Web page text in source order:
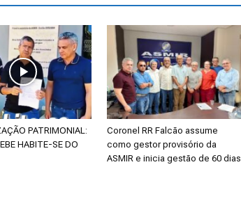
Pensionistas
PATRIMONIAL:
HABITE-SE DO
Coronel RR Falcão assume
como gestor provisório da
ASMIR e inicia gestão de 60 dias